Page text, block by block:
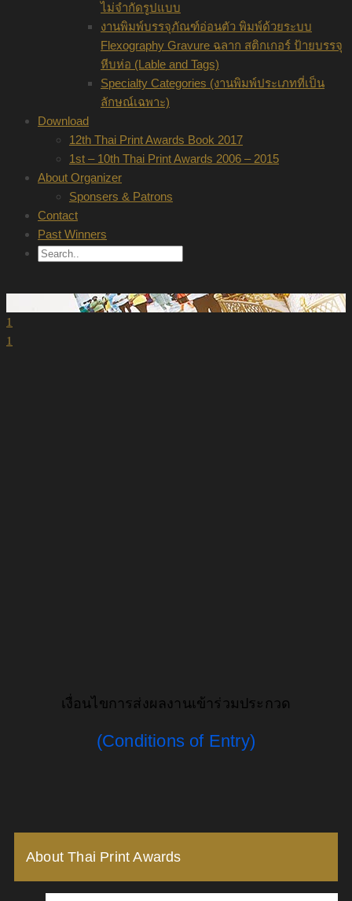
ไม่จำกัดรูปแบบ
งานพิมพ์บรรจุภัณฑ์อ่อนตัว พิมพ์ด้วยระบบ
Flexography Gravure ฉลาก สติกเกอร์ ป้ายบรรจุ
หีบห่อ (Lable and Tags)
Specialty Categories (งานพิมพ์ประเภทที่เป็น
ลักษณ์เฉพาะ)
Download
12th Thai Print Awards Book 2017
1st – 10th Thai Print Awards 2006 – 2015
About Organizer
Sponsers & Patrons
Contact
Past Winners
1
1
เงื่อนไขการส่งผลงานเข้าร่วมประกวด
(Conditions of Entry)
About Thai Print Awards